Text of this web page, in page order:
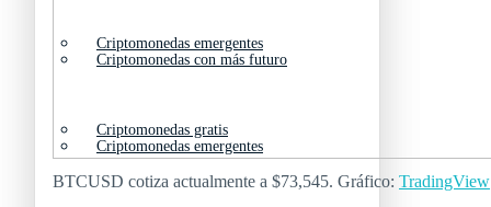
Criptomonedas emergentes
Criptomonedas gratis
Criptomonedas con más futuro
Criptomonedas emergentes
BTCUSD cotiza actualmente a $73,545. Gráfico: TradingView